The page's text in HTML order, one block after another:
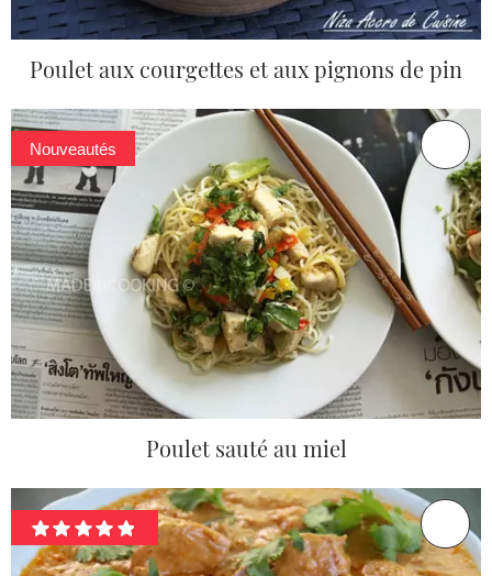
Poulet aux courgettes et aux pignons de pin
Nouveautés
Poulet sauté au miel